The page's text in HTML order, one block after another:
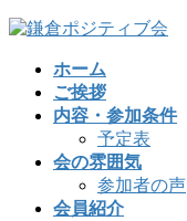
コ
ナ
ホーム
ご挨拶
内容・参加条件
予定表
会の雰囲気
参加者の声
会員紹介